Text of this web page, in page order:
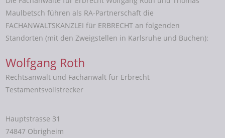
Maulbetsch führen als RA-Partnerschaft die
FACHANWALTSKANZLEI für ERBRECHT an folgenden
Standorten (mit den Zweigstellen in Karlsruhe und Buchen):
Wolfgang Roth
Rechtsanwalt und Fachanwalt für Erbrecht
Testamentsvollstrecker
Hauptstrasse 31
74847 Obrigheim